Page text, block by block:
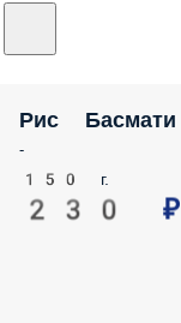
Рис Басмати
-
150 г.
230 ₽